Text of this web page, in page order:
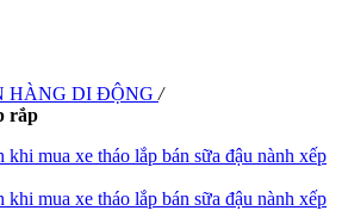
HÀNG DI ĐỘNG /
rắp